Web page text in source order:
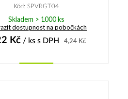
Kód: SPVRGT04
Skladem > 1000 ks
dostupnost na pobočkách
Kč/ ks s DPH 4,24Kč